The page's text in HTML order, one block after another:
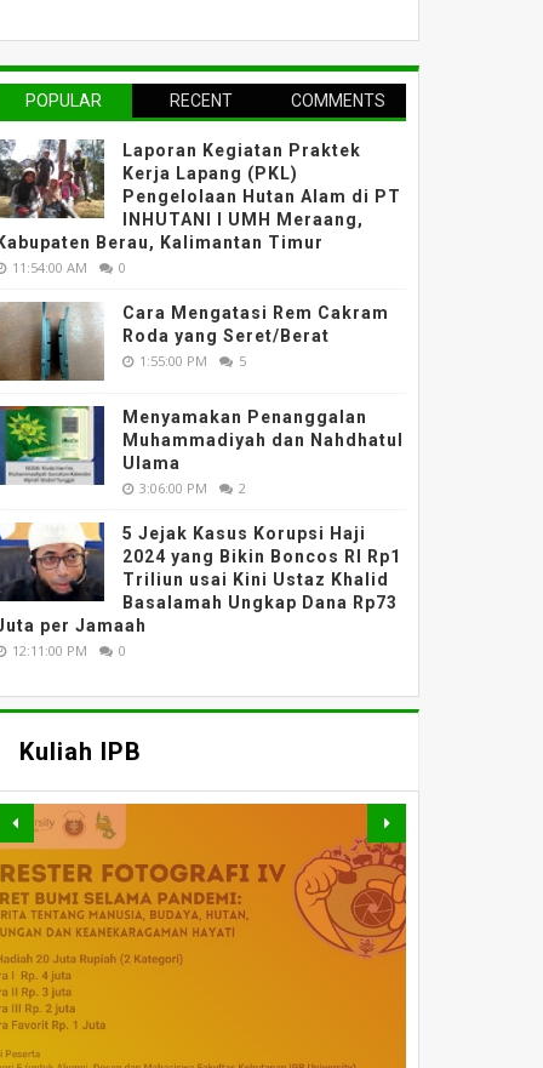
POPULAR RECENT COMMENTS
Laporan Kegiatan Praktek
Kerja Lapang (PKL)
Pengelolaan Hutan Alam di PT
INHUTANI I UMH Meraang,
Kabupaten Berau, Kalimantan Timur
11:54:00 AM 0
Cara Mengatasi Rem Cakram
Roda yang Seret/Berat
1:55:00 PM 5
Menyamakan Penanggalan
Muhammadiyah dan Nahdhatul
Ulama
3:06:00 PM 2
5 Jejak Kasus Korupsi Haji
2024 yang Bikin Boncos RI Rp1
Triliun usai Kini Ustaz Khalid
Basalamah Ungkap Dana Rp73
per Jamaah
12:11:00 PM 0
Kuliah IPB
MATERI WEBINAR
MATERI WEBINAR
DARING : FAHUTAN TALK
SERIES 5 : PELUANG DAN
MATERI KULIAH UMUM
MATERI WEBINAR